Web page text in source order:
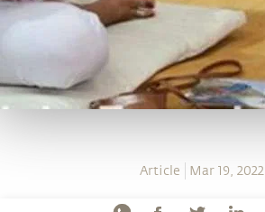
Article Mar 19, 2022